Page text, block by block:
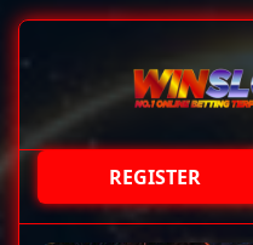
REGISTER